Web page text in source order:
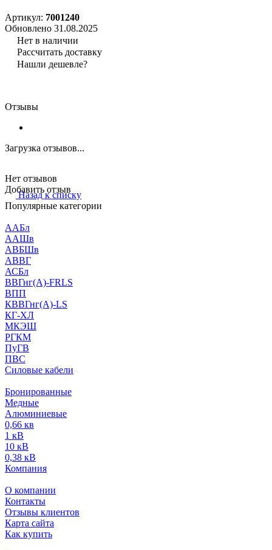
Артикул: 7001240
Обновлено 31.08.2025
Нет в наличии
Рассчитать доставку
Нашли дешевле?
Отзывы
Загрузка отзывов...
Нет отзывов
Добавить отзыв
Назад к списку
Популярные категории
ААБл
ААШв
АВБШв
АВВГ
АСБл
ВВГнг(А)-FRLS
ВПП
КВВГнг(А)-LS
КГ-ХЛ
МКЭШ
РГКМ
ПуГВ
ПВС
Силовые кабели
Бронированные
Медные
Алюминиевые
0,66 кв
1 кВ
10 кВ
0,38 кВ
Компания
О компании
Контакты
Отзывы клиентов
Карта сайта
Как купить